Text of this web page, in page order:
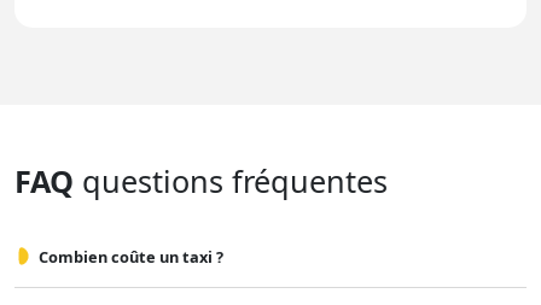
FAQ questions fréquentes
Combien coûte un taxi ?